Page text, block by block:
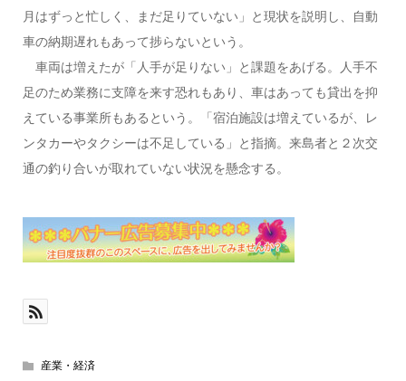
月はずっと忙しく、まだ足りていない」と現状を説明し、自動
車の納期遅れもあって捗らないという。
車両は増えたが「人手が足りない」と課題をあげる。人手不
足のため業務に支障を来す恐れもあり、車はあっても貸出を抑
えている事業所もあるという。「宿泊施設は増えているが、レ
ンタカーやタクシーは不足している」と指摘。来島者と２次交
通の釣り合いが取れていない状況を懸念する。
産業・経済